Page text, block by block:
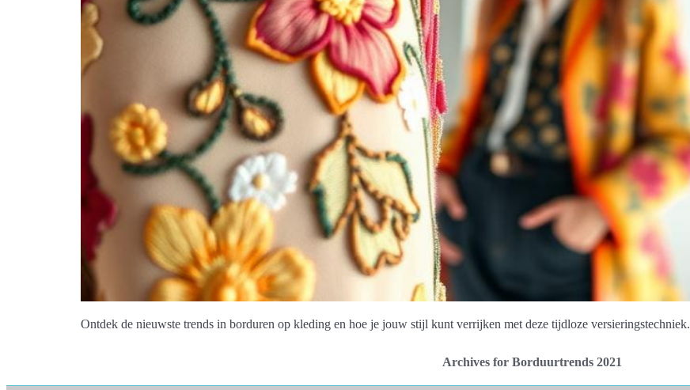
Ontdek de nieuwste trends in borduren op kleding en hoe je jouw stijl kunt verrijken met deze tijdloze versieringstechniek.
Archives for Borduurtrends 2021